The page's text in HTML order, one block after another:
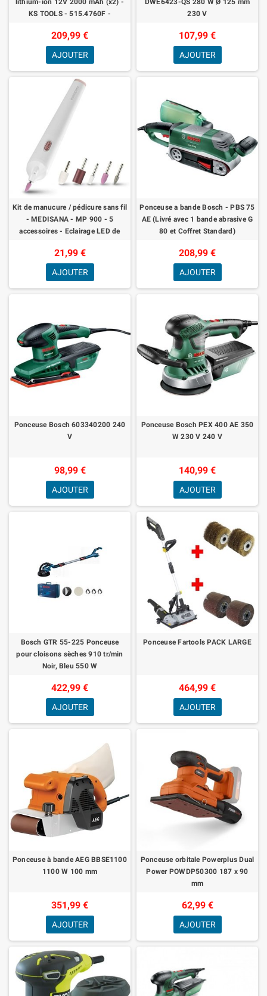
lithium-ion 12V 2000 mAh (x2) -
KS TOOLS - 515.4760F -
209,99 €
AJOUTER
DWE6423-QS 280 W Ø 125 mm
230 V
107,99 €
AJOUTER
Kit de manucure / pédicure sans fil
- MEDISANA - MP 900 - 5
accessoires - Eclairage LED de
21,99 €
AJOUTER
Ponceuse a bande Bosch - PBS 75
AE (Livré avec 1 bande abrasive G
80 et Coffret Standard)
208,99 €
AJOUTER
Ponceuse Bosch 603340200 240
V
98,99 €
AJOUTER
Ponceuse Bosch PEX 400 AE 350
W 230 V 240 V
140,99 €
AJOUTER
Bosch GTR 55-225 Ponceuse
pour cloisons sèches 910 tr/min
Noir, Bleu 550 W
422,99 €
AJOUTER
Ponceuse Fartools PACK LARGE
464,99 €
AJOUTER
Ponceuse à bande AEG BBSE1100
1100 W 100 mm
351,99 €
AJOUTER
Ponceuse orbitale Powerplus Dual
Power POWDP50300 187 x 90
mm
62,99 €
AJOUTER